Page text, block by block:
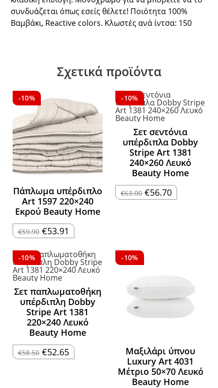
συνδυάζεται όπως εσείς θέλετε! Ποιότητα 100%
Βαμβάκι, Reactive colors. Κλωστές ανά ίντσα: 150
Σχετικά προϊόντα
-10%
Πάπλωμα υπέρδιπλο
Art 1597 220×240
Εκρού Beauty Home
€59.90 Original
price
€59.90.
€53.91 Η
τρέχουσα
είναι:
€53.91.
-10%
Σετ σεντόνια
υπέρδιπλα Dobby
Stripe Art 1381
240×260 Λευκό
Beauty Home
€63.00 Original
price
€56.70Η
τρέχουσα
-10%
Σετ παπλωματοθήκη
υπέρδιπλη Dobby
Stripe Art 1381
220×240 Λευκό
Beauty Home
€58.50 Original
price
€52.65Η
τρέχουσα
-10%
Μαξιλάρι ύπνου
Luxury Art 4031
Μέτριο 50×70 Λευκό
Beauty Home